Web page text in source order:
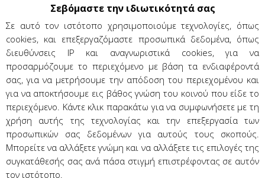
Όροι χρήσης & προϋποθέσεις
Προσωπικά δεδομένα
Επικοινωνία
Σεβόμαστε την ιδιωτικότητά σας
Σε αυτό τον ιστότοπο χρησιμοποιούμε τεχνολογίες, όπως
cookies, και επεξεργαζόμαστε προσωπικά δεδομένα, όπως
διευθύνσεις IP και αναγνωριστικά cookies, για να
προσαρμόζουμε το περιεχόμενο με βάση τα ενδιαφέροντά
σας, για να μετρήσουμε την απόδοση του περιεχομένου και
για να αποκτήσουμε εις βάθος γνώση του κοινού που είδε το
περιεχόμενο. Κάντε κλικ παρακάτω για να συμφωνήσετε με τη
χρήση αυτής της τεχνολογίας και την επεξεργασία των
προσωπικών σας δεδομένων για αυτούς τους σκοπούς.
Μπορείτε να αλλάξετε γνώμη και να αλλάξετε τις επιλογές της
συγκατάθεσής σας ανά πάσα στιγμή επιστρέφοντας σε αυτόν
τον ιστότοπο.